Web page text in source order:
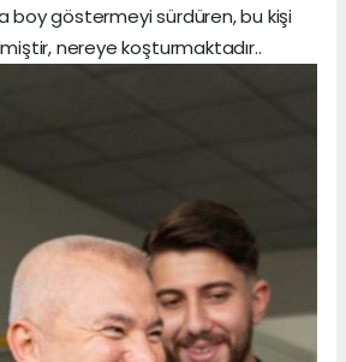
boy göstermeyi sürdüren, bu kişi
nereye koşturmaktadır..